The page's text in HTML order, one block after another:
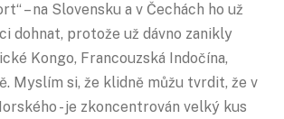
– na Slovensku a v Čechách ho už
dohnat, protože už dávno zanikly
Kongo, Francouzská Indočína,
Myslím si, že klidně můžu tvrdit, že v
- je zkoncentrován velký kus